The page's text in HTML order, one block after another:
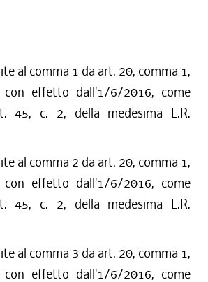
al comma 1 da art. 20, comma 1,
effetto dall'1/6/2016, come
45, c. 2, della medesima L.R.
al comma 2 da art. 20, comma 1,
effetto dall'1/6/2016, come
45, c. 2, della medesima L.R.
al comma 3 da art. 20, comma 1,
effetto dall'1/6/2016, come